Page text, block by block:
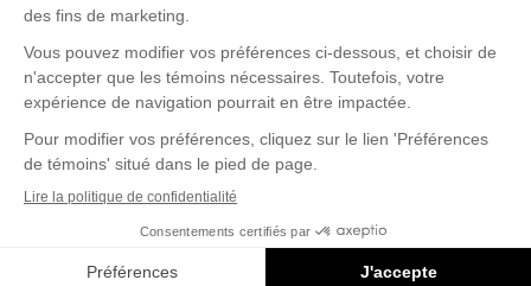
professionnels du
tourisme
Gestion des témoinsPolitique de confidentialité
Conditions d'utilisation Politique d'achat en ligne
© 2026 MUSÉE NATIONAL DES BEAUX-ARTS DU
QUÉBEC